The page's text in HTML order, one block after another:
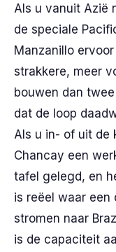
Als u vanuit Azië
de speciale
Manzanillo
strakkere, meer
bouwen dan
dat de loop
Als u in- of uit de
Chancay een
tafel gelegd, en
is reëel waar
stromen naar
is de capaciteit